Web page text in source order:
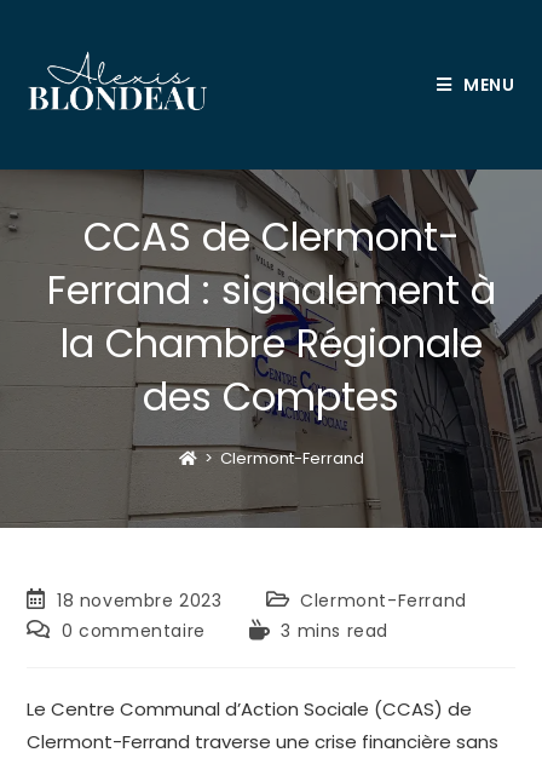
content
MENU
CCAS de Clermont-
Ferrand : signalement à
la Chambre Régionale
des Comptes
> Clermont-Ferrand
Publication
publiée :
18 novembre 2023
Post
category:
Clermont-Ferrand
Commentaires
publication :
0 commentaire
Temps3 mins read
Le Centre Communal d’Action Sociale (CCAS) de
Clermont-Ferrand traverse une crise financière sans